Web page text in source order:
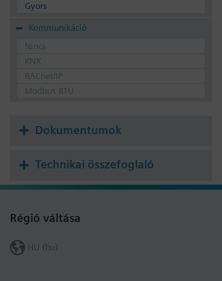
Gyors
Kommunikáció
Nincs
KNX
BACnet/IP
Modbus RTU
Dokumentumok
Technikai összefoglaló
Régió váltása
HU (hu)